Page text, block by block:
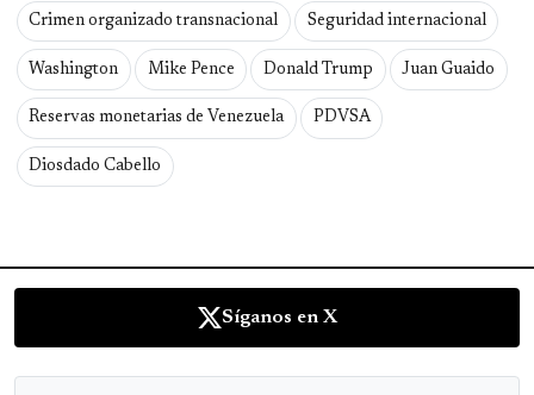
Crimen organizado transnacional Seguridad internacional
Washington Mike Pence Donald Trump Juan Guaido
Reservas monetarias de Venezuela PDVSA
Diosdado Cabello
Síganos en X